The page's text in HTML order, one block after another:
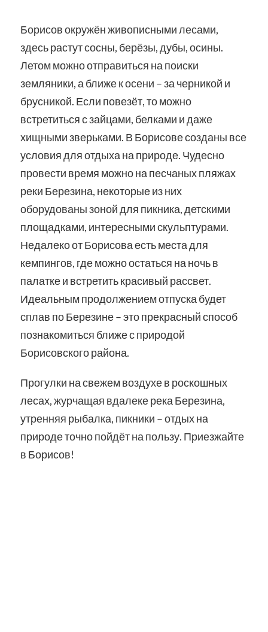
Борисов окружён живописными лесами,
здесь растут сосны, берёзы, дубы, осины.
Летом можно отправиться на поиски
земляники, а ближе к осени – за черникой и
брусникой. Если повезёт, то можно
встретиться с зайцами, белками и даже
хищными зверьками. В Борисове созданы все
условия для отдыха на природе. Чудесно
провести время можно на песчаных пляжах
реки Березина, некоторые из них
оборудованы зоной для пикника, детскими
площадками, интересными скульптурами.
Недалеко от Борисова есть места для
кемпингов, где можно остаться на ночь в
палатке и встретить красивый рассвет.
Идеальным продолжением отпуска будет
сплав по Березине – это прекрасный способ
познакомиться ближе с природой
Борисовского района.
Прогулки на свежем воздухе в роскошных
лесах, журчащая вдалеке река Березина,
утренняя рыбалка, пикники – отдых на
природе точно пойдёт на пользу. Приезжайте
в Борисов!